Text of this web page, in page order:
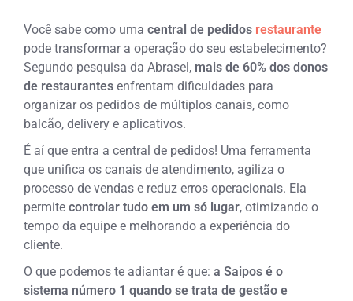
Você sabe como umacentral de pedidos restaurante
pode transformar a operação do seu estabelecimento?
Segundo pesquisa da Abrasel, mais de 60% dos donos
de restaurantes enfrentam dificuldades para
organizar os pedidos de múltiplos canais, como
balcão, delivery e aplicativos.
É aí que entra a central de pedidos! Uma ferramenta
que unifica os canais de atendimento, agiliza o
processo de vendas e reduz erros operacionais. Ela
permitecontrolar tudo em um só lugar, otimizando o
tempo da equipe e melhorando a experiência do
cliente.
O que podemos te adiantar é que: a Saipos é o
sistema número 1 quando se trata de gestão e